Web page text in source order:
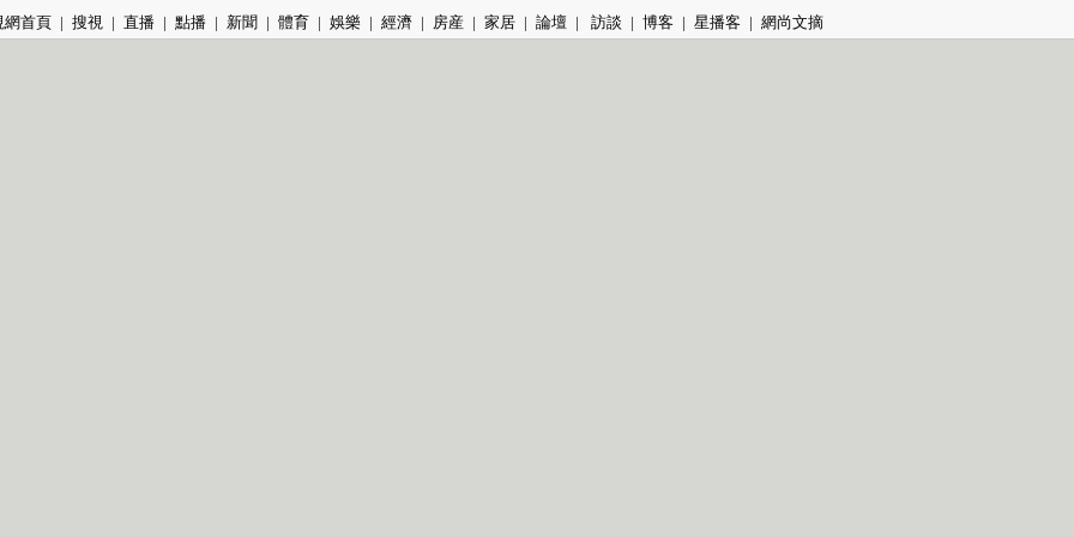
網首頁 | 搜視 | 直播 | 點播 | 新聞 | 體育 | 娛樂 | 經濟 | 房産 | 家居 | 論壇 | 訪談 | 博客 | 星播客 | 網尚文摘